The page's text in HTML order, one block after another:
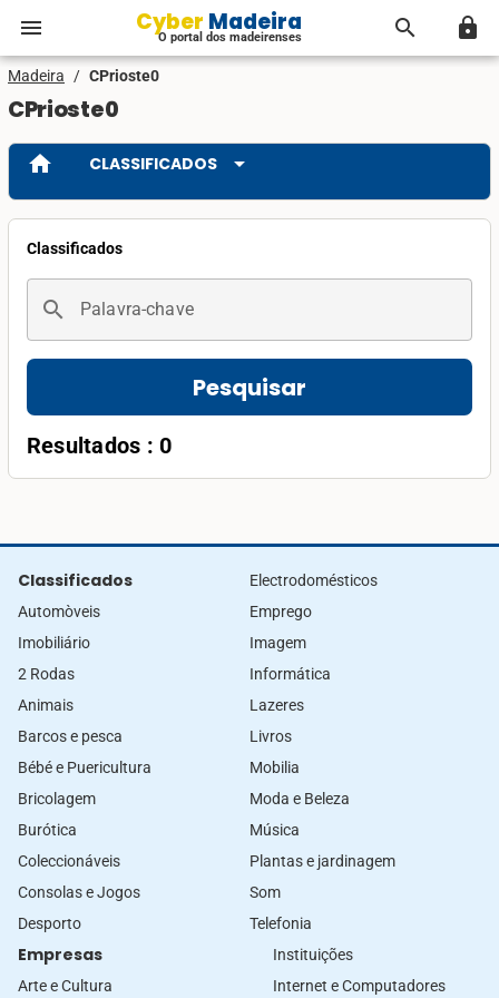
menu Cyber Madeira
O portal dos madeirenses search lock
Madeira / CPrioste0
CPrioste0
home CLASSIFICADOS arrow_drop_down
Classificados
search Palavra-chave
Pesquisar
Resultados : 0
Classificados
Automòveis
Imobiliário
2 Rodas
Animais
Barcos e pesca
Bébé e Puericultura
Bricolagem
Burótica
Coleccionáveis
Consolas e Jogos
Desporto
Electrodomésticos
Emprego
Imagem
Informática
Lazeres
Livros
Mobilia
Moda e Beleza
Música
Plantas e jardinagem
Som
Telefonia
Empresas
Arte e Cultura
Instituições
Internet e Computadores